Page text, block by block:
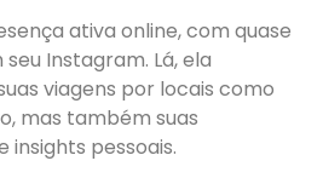
ativa online, com quase
Instagram. Lá, ela
viagens por locais como
mas também suas
insights pessoais.